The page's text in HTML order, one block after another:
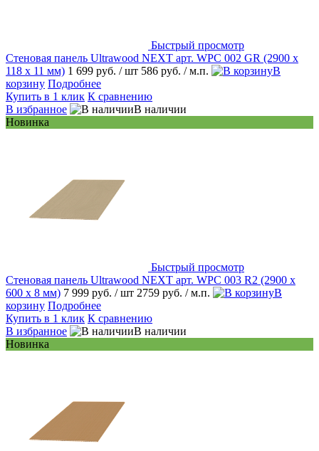
Быстрый просмотр
Стеновая панель Ultrawood NEXT арт. WPC 002 GR (2900 х
118 х 11 мм) 1 699 руб. / шт 586 руб. / м.п.
В
корзину Подробнее
Купить в 1 клик К сравнению
В избранное
В наличии
Новинка
Быстрый просмотр
Стеновая панель Ultrawood NEXT арт. WPC 003 R2 (2900 х
600 х 8 мм) 7 999 руб. / шт 2759 руб. / м.п.
В
корзину Подробнее
Купить в 1 клик К сравнению
В избранное
В наличии
Новинка